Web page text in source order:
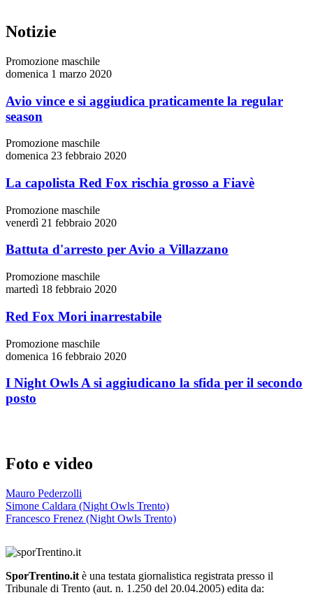
Notizie
Promozione maschile
domenica 1 marzo 2020
Avio vince e si aggiudica praticamente la regular
season
Promozione maschile
domenica 23 febbraio 2020
La capolista Red Fox rischia grosso a Fiavè
Promozione maschile
venerdì 21 febbraio 2020
Battuta d'arresto per Avio a Villazzano
Promozione maschile
martedì 18 febbraio 2020
Red Fox Mori inarrestabile
Promozione maschile
domenica 16 febbraio 2020
I Night Owls A si aggiudicano la sfida per il secondo
posto
Foto e video
Mauro Pederzolli
Simone Caldara (Night Owls Trento)
Francesco Frenez (Night Owls Trento)
SporTrentino.it è una testata giornalistica registrata presso il
Tribunale di Trento (aut. n. 1.250 del 20.04.2005) edita da: